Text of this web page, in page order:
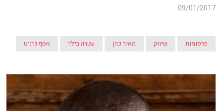
09/01/2017
פרסומות שיווק מאור כהן עטרה בילר אסף גרניט